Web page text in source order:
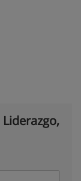
Liderazgo,